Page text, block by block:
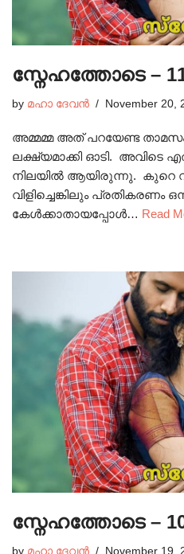
സ്നേഹത്തോടെ –
by മഹാ ദേവൻ November 20,
അമ്മമ്മ അത് പറയേണ്ട
ലക്ഷ്യമാക്കി ഓടി. അവിടെ
നിലയിൽ ആയിരുന്നു. കുറെ
വിളിച്ചെങ്കിലും പ്രതികരണം
കേൾക്കാതായപ്പോൾ… Read
സ്നേഹത്തോടെ –
by മഹാ ദേവൻ November 19,